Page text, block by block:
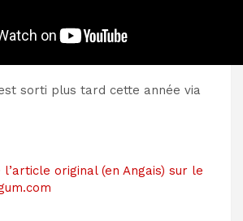
sorti plus tard cette année via
original (en Angais) sur le